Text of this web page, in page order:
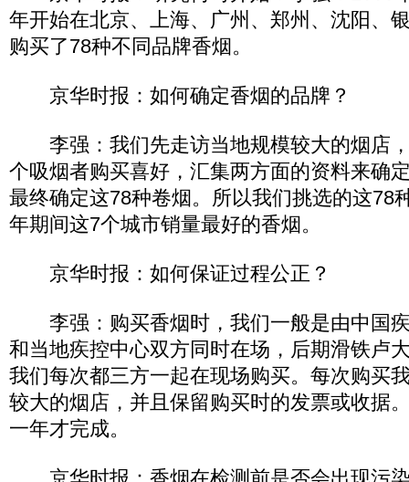
年开始在北京、上海、广州、郑州、沈阳、
购买了78种不同品牌香烟。
京华时报：如何确定香烟的品牌？
李强：我们先走访当地规模较大的烟店
个吸烟者购买喜好，汇集两方面的资料来确
最终确定这78种卷烟。所以我们挑选的这78
年期间这7个城市销量最好的香烟。
京华时报：如何保证过程公正？
李强：购买香烟时，我们一般是由中国
和当地疾控中心双方同时在场，后期滑铁卢
我们每次都三方一起在现场购买。每次购买
较大的烟店，并且保留购买时的发票或收据
一年才完成。